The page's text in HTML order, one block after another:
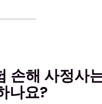
손해 사정사
나요?